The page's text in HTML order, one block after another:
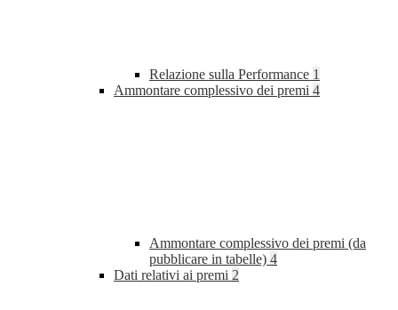
Relazione sulla Performance 1
Ammontare complessivo dei premi 4
Ammontare complessivo dei premi (da
pubblicare in tabelle) 4
Dati relativi ai premi 2